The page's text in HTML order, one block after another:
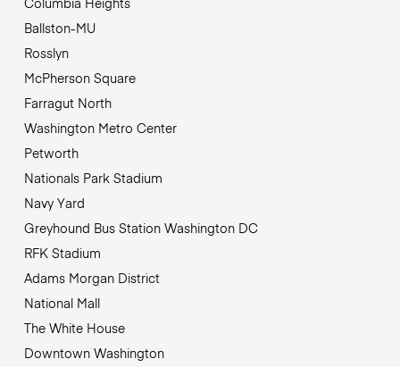
Ballston-MU
Rosslyn
McPherson Square
Farragut North
Washington Metro Center
Petworth
Nationals Park Stadium
Navy Yard
Greyhound Bus Station Washington DC
RFK Stadium
Adams Morgan District
National Mall
The White House
Downtown Washington